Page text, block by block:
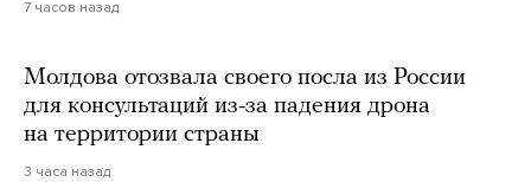
7 часов назад
Молдова отозвала своего посла из России
для консультаций из-за падения дрона
на территории страны
3 часа назад